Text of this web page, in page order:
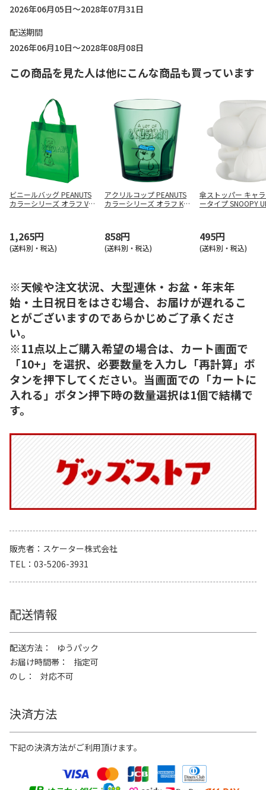
2026年06月05日～2028年07月31日
配送期間
2026年06月10日～2028年08月08日
この商品を見た人は他にこんな商品も買っています
ビニールバッグ PEANUTS
カラーシリーズ オラフ VB
1,265円
(送料別・税込)
アクリルコップ PEANUTS
カラーシリーズ オラフ KS
858円
(送料別・税込)
傘ストッパー キャ
ータイプ SNOOPY
495円
(送料別・税込)
※天候や注文状況、大型連休・お盆・年末年
始・土日祝日をはさむ場合、お届けが遅れるこ
とがございますのであらかじめご了承くださ
い。
※11点以上ご購入希望の場合は、カート画面で
「10+」を選択、必要数量を入力し「再計算」ボ
タンを押下してください。当画面での「カートに
入れる」ボタン押下時の数量選択は1個で結構で
す。
販売者
スケーター株式会社
TEL
03-5206-3931
配送情報
配送方法
ゆうパック
お届け時間帯
指定可
のし
対応不可
決済方法
下記の決済方法がご利用頂けます。